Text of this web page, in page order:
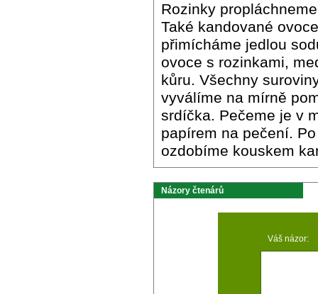
Rozinky
Také kandované
přimícháme jedlou
ovoce s rozinkami,
kůru. Všechny
vyválíme na mírně
srdíčka. Pečeme je v
papírem na pečení.
ozdobíme kouskem
Názory čtenárů
Váš názor: